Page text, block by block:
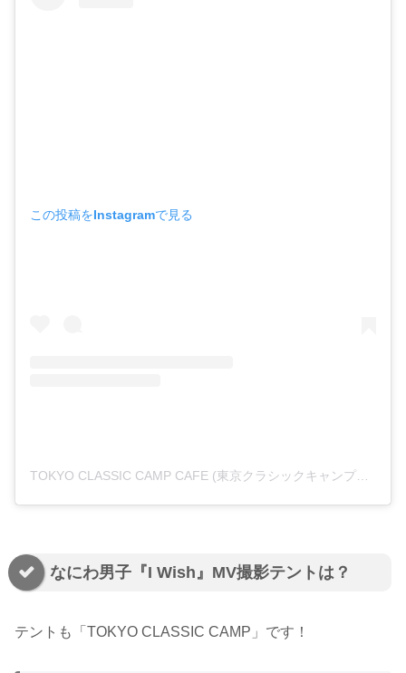
この投稿をInstagramで見る
TOKYO CLASSIC CAMP CAFE (東京クラシックキャンプカフェ)(@tokyoclassiccampcafe)がシェアした投稿
なにわ男子『I Wish』MV撮影テントは？
テントも「TOKYO CLASSIC CAMP」です！